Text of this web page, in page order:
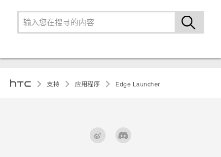
支持 应用程序 Edge Launcher